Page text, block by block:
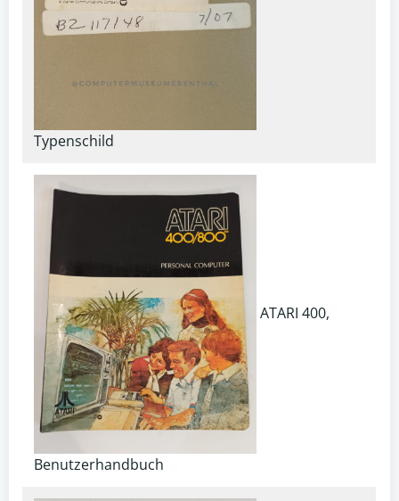
Typenschild
ATARI 400,
Benutzerhandbuch